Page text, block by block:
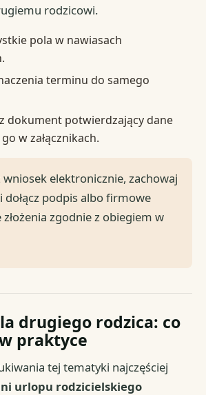
rodzicowi.
pola w nawiasach
terminu do samego
dokument potwierdzający dane
w załącznikach.
wniosek elektronicznie, zachowaj
dołącz podpis albo firmowe
zgodnie z obiegiem w
drugiego rodzica: co
praktyce
tej tematyki najczęściej
urlopu rodzicielskiego